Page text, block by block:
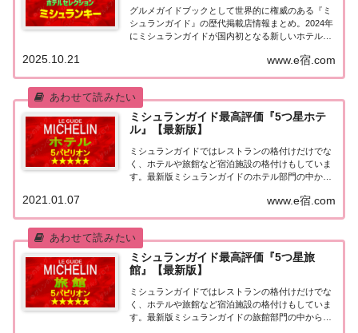
グルメガイドブックとして世界的に権威のある『ミ
シュランガイド』の歴代掲載店情報まとめ。2024年
にミシュランガイドが国内初となる新しいホテルセ
ュランキーホテル2024年7月4日に発表されたミシュ
www.e宿.com
2025.10.21
ミシュランガイド最高評価『5つ星ホテ
ル』【最新版】
ミシュランガイドではレストランの格付けだけでな
く、ホテルや旅館など宿泊施設の格付けもしていま
す。最新版ミシュランガイドのホテル部門の中から
をまとめてみました♪ いずれのホテルも人気ランキ
の...
www.e宿.com
2021.01.07
ミシュランガイド最高評価『5つ星旅
館』【最新版】
ミシュランガイドではレストランの格付けだけでな
く、ホテルや旅館など宿泊施設の格付けもしていま
す。最新版ミシュランガイドの旅館部門の中から最